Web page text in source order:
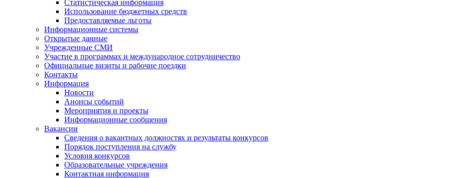
Статистическая информация
Использование бюджетных средств
Предоставляемые льготы
Информационные системы
Открытые данные
Учрежденные СМИ
Участие в программах и международное сотрудничество
Официальные визиты и рабочие поездки
Контакты
Информация
Новости
Анонсы событий
Мероприятия и проекты
Информационные сообщения
Вакансии
Сведения о вакантных должностях и результаты конкурсов
Порядок поступления на службу
Условия конкурсов
Образовательные учреждения
Контактная информация